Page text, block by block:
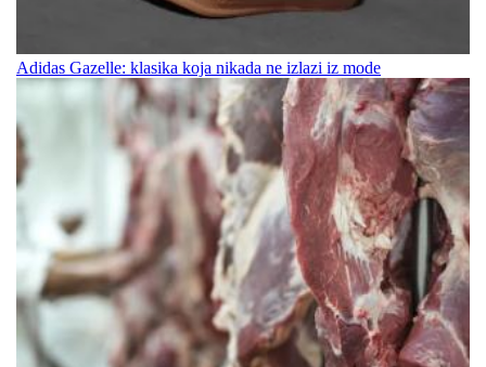
Adidas Gazelle: klasika koja nikada ne izlazi iz mode